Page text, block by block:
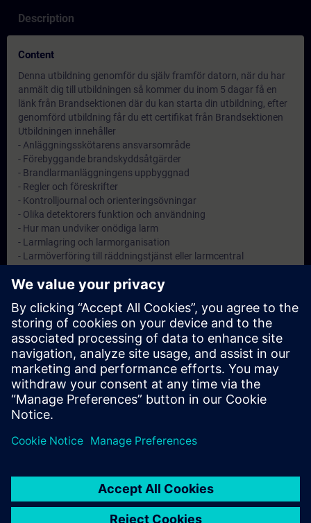
Description
Content
Denna utbildning genomför du själv framför datorn, när du har
anmält dig till utbildningen så kommer du inom 5 dagar få en
länk från Brandsektionen där du kan starta din utbildning, efter
genomförd utbildning får du ett certifikat från Brandsektionen
Utbildningen innehåller
- Anläggningsskötarens ansvarsområde
- Förebyggande brandskyddsåtgärder
- Brandlarmanläggningens uppbyggnad
- Regler och föreskrifter
- Kontrolljournal och orienteringsövningar
- Olika detektorers funktion och användning
- Hur man undviker onödiga larm
- Larmlagring och larmorganisation
- Larmöverföring till räddningstjänst eller larmcentral
Objectives
Att ge anläggningsskötaren kännedom om sitt ansvar samt god
kunskap inom brandskydd.
Note
-
Target Group
Anläggningsskötare på automatiska brandlarmanläggningar.